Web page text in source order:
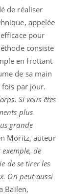
de réaliser
appelée
pour
consiste
en frottant
de sa main
par jour.
Si vous êtes
plus
grande
Moritz, auteur
de
de se tirer les
On peut aussi
Bailen,